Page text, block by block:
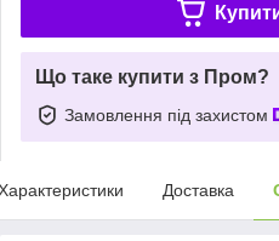
Що таке купити з Пром?
Замовлення під захистом
Доставка